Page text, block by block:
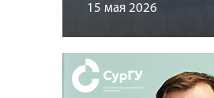
15 мая 2026